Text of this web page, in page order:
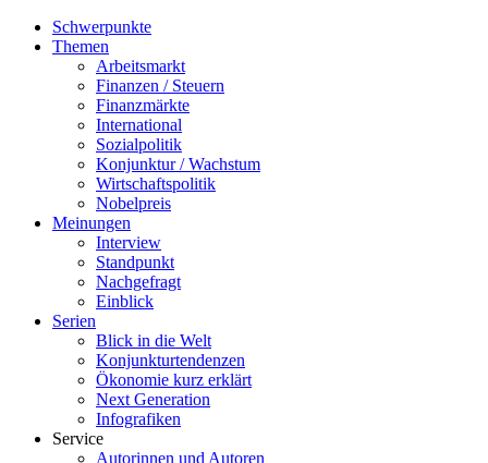
Schwerpunkte
Themen
Arbeitsmarkt
Finanzen / Steuern
Finanzmärkte
International
Sozialpolitik
Konjunktur / Wachstum
Wirtschaftspolitik
Nobelpreis
Meinungen
Interview
Standpunkt
Nachgefragt
Einblick
Serien
Blick in die Welt
Konjunkturtendenzen
Ökonomie kurz erklärt
Next Generation
Infografiken
Service
Autorinnen und Autoren